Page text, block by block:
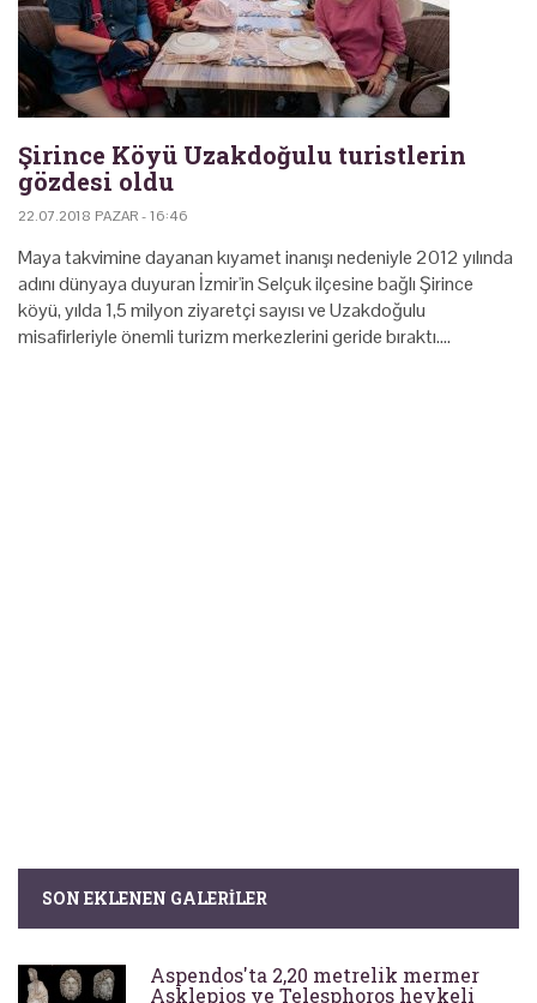
Şirince Köyü Uzakdoğulu turistlerin
gözdesi oldu
22.07.2018 PAZAR - 16:46
Maya takvimine dayanan kıyamet inanışı nedeniyle 2012 yılında
adını dünyaya duyuran İzmir'in Selçuk ilçesine bağlı Şirince
köyü, yılda 1,5 milyon ziyaretçi sayısı ve Uzakdoğulu
misafirleriyle önemli turizm merkezlerini geride bıraktı.…
SON EKLENEN GALERILER
Aspendos'ta 2,20 metrelik mermer
Asklepios ve Telesphoros heykeli